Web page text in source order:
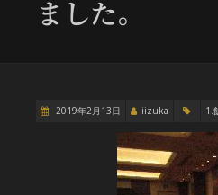
ました。
2019年2月13日 iizuka 1.